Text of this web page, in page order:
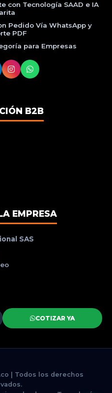
con Tecnología SAAD e IA
Pedido Vía WhatsApp y
PDF
para Empresas
B2B
EMPRESA
SAS
COTIZAR YA
| Todos los derechos